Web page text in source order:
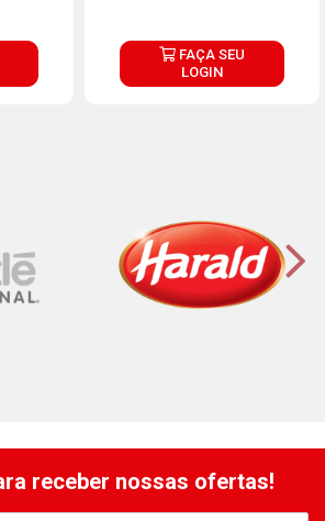
FAÇA SEU
LOGIN
receber nossas ofertas!